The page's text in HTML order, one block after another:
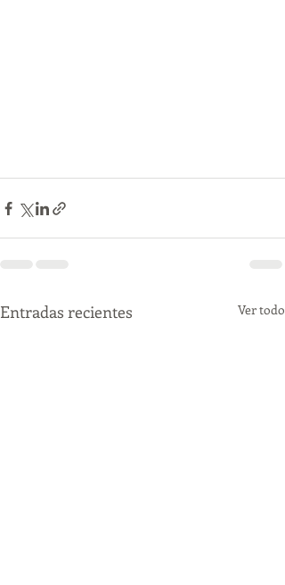
Entradas recientes Ver todo